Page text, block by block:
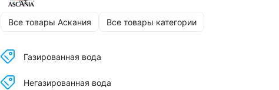
Все товары Аскания Все товары категории
Газированная вода
Негазированная вода